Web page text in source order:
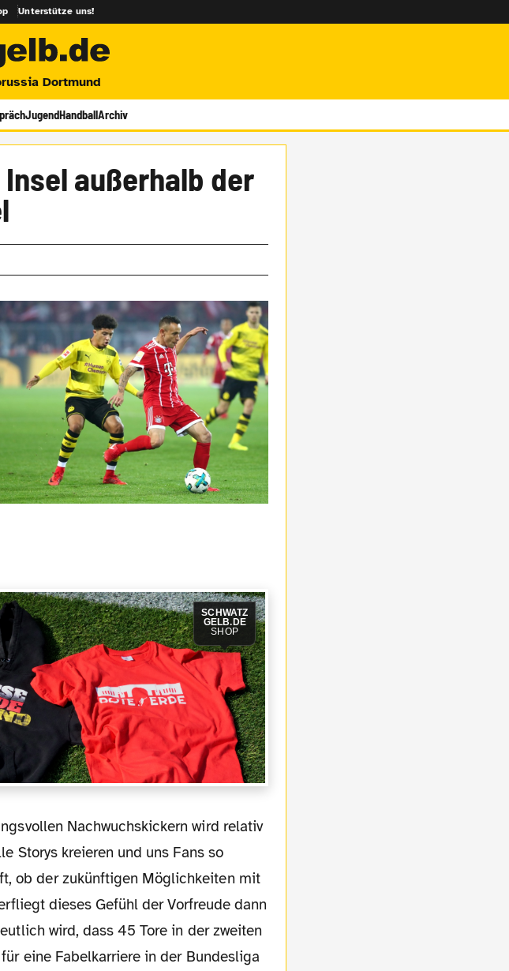
Unterstütze uns!
Dortmund
JugendHandballArchiv
außerhalb der
SCHWATZ
GELB.DE
SHOP
Storys kreieren und uns Fans so
ob der zukünftigen Möglichkeiten mit
dieses Gefühl der Vorfreude dann
wird, dass 45 Tore in der zweiten
eine Fabelkarriere in der Bundesliga